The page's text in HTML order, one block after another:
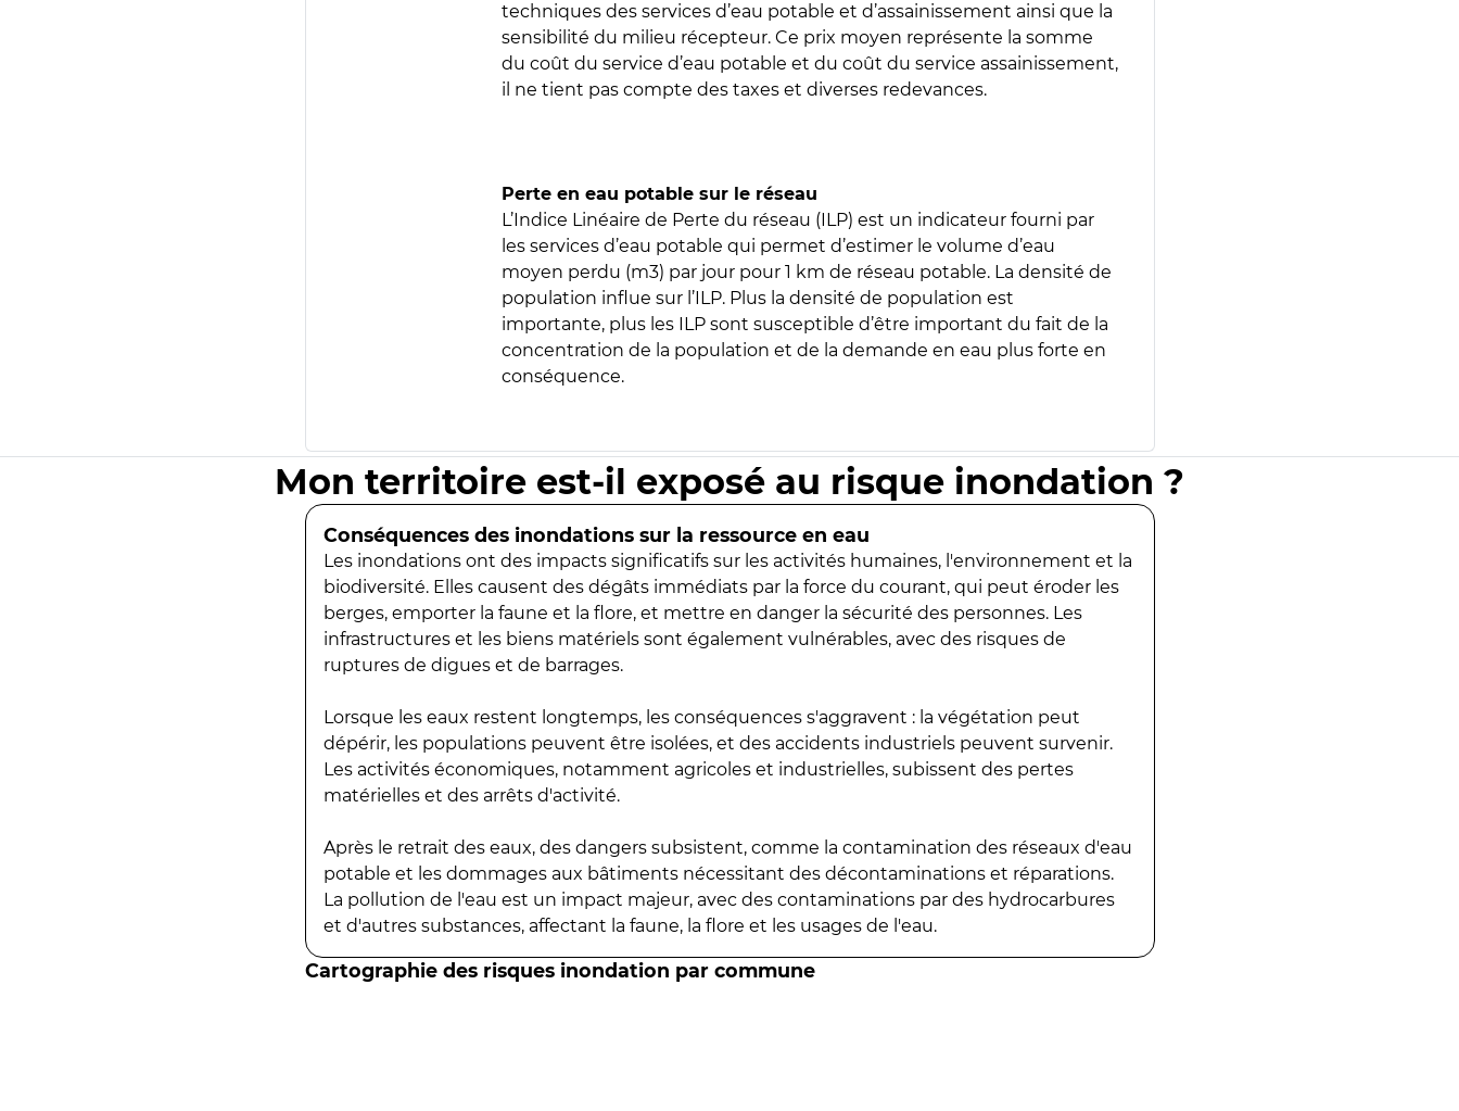
techniques des services d’eau potable et d’assainissement ainsi que la
sensibilité du milieu récepteur. Ce prix moyen représente la somme
du coût du service d’eau potable et du coût du service assainissement,
il ne tient pas compte des taxes et diverses redevances.
Perte en eau potable sur le réseau
L’Indice Linéaire de Perte du réseau (ILP) est un indicateur fourni par
les services d’eau potable qui permet d’estimer le volume d’eau
moyen perdu (m3) par jour pour 1 km de réseau potable. La densité de
population influe sur l’ILP. Plus la densité de population est
importante, plus les ILP sont susceptible d’être important du fait de la
concentration de la population et de la demande en eau plus forte en
conséquence.
Mon territoire est-il exposé au risque inondation ?
Conséquences des inondations sur la ressource en eau
Les inondations ont des impacts significatifs sur les activités humaines, l'environnement et la
biodiversité. Elles causent des dégâts immédiats par la force du courant, qui peut éroder les
berges, emporter la faune et la flore, et mettre en danger la sécurité des personnes. Les
infrastructures et les biens matériels sont également vulnérables, avec des risques de
ruptures de digues et de barrages.
Lorsque les eaux restent longtemps, les conséquences s'aggravent : la végétation peut
dépérir, les populations peuvent être isolées, et des accidents industriels peuvent survenir.
Les activités économiques, notamment agricoles et industrielles, subissent des pertes
matérielles et des arrêts d'activité.
Après le retrait des eaux, des dangers subsistent, comme la contamination des réseaux d'eau
potable et les dommages aux bâtiments nécessitant des décontaminations et réparations.
La pollution de l'eau est un impact majeur, avec des contaminations par des hydrocarbures
et d'autres substances, affectant la faune, la flore et les usages de l'eau.
Cartographie des risques inondation par commune